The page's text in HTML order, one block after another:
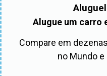
Alugue um carro
Compare em
no Mundo